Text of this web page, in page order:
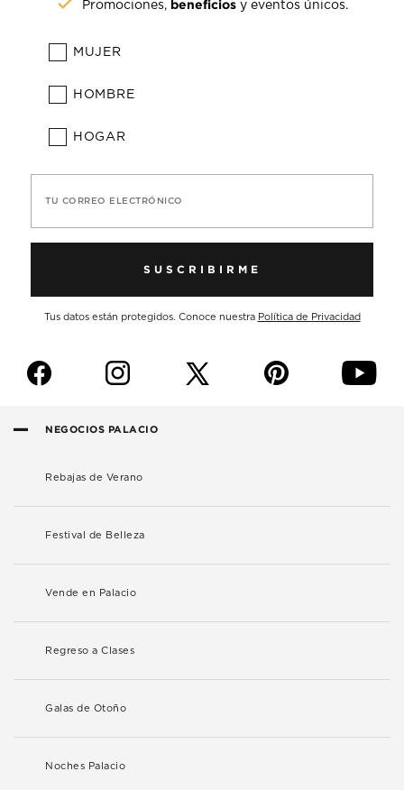
Promociones, beneficios y eventos únicos.
MUJER
HOMBRE
HOGAR
TU CORREO ELECTRÓNICO
SUSCRIBIRME
Tus datos están protegidos. Conoce nuestra Política de Privacidad
f i p y
NEGOCIOS PALACIO
Rebajas de Verano
Festival de Belleza
Vende en Palacio
Regreso a Clases
Galas de Otoño
Noches Palacio